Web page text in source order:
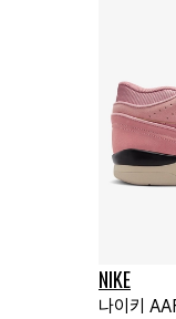
NIKE
나이키